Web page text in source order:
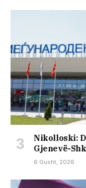
Nikolloski:
Gjenevë-
6 Gusht, 2026